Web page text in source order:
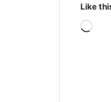
Like